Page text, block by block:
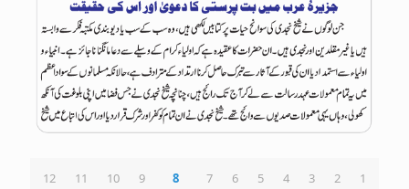
1
2
3
4
5
6
7
8
9
10
11
12